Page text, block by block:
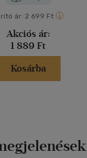
ár: 2 699 Ft
Akciós ár:
1 889 Ft
Kosárba